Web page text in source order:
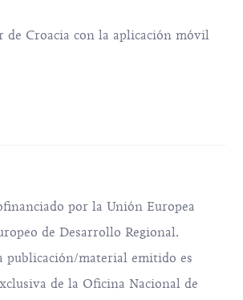
de Croacia con la aplicación móvil
por la Unión Europea
de Desarrollo Regional.
publicación/material emitido es
de la Oficina Nacional de